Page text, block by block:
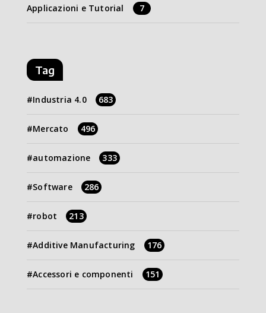
Applicazioni e Tutorial 7
Tag
Industria 4.0 683
Mercato 496
automazione 333
Software 286
robot 213
Additive Manufacturing 176
Accessori e componenti 151